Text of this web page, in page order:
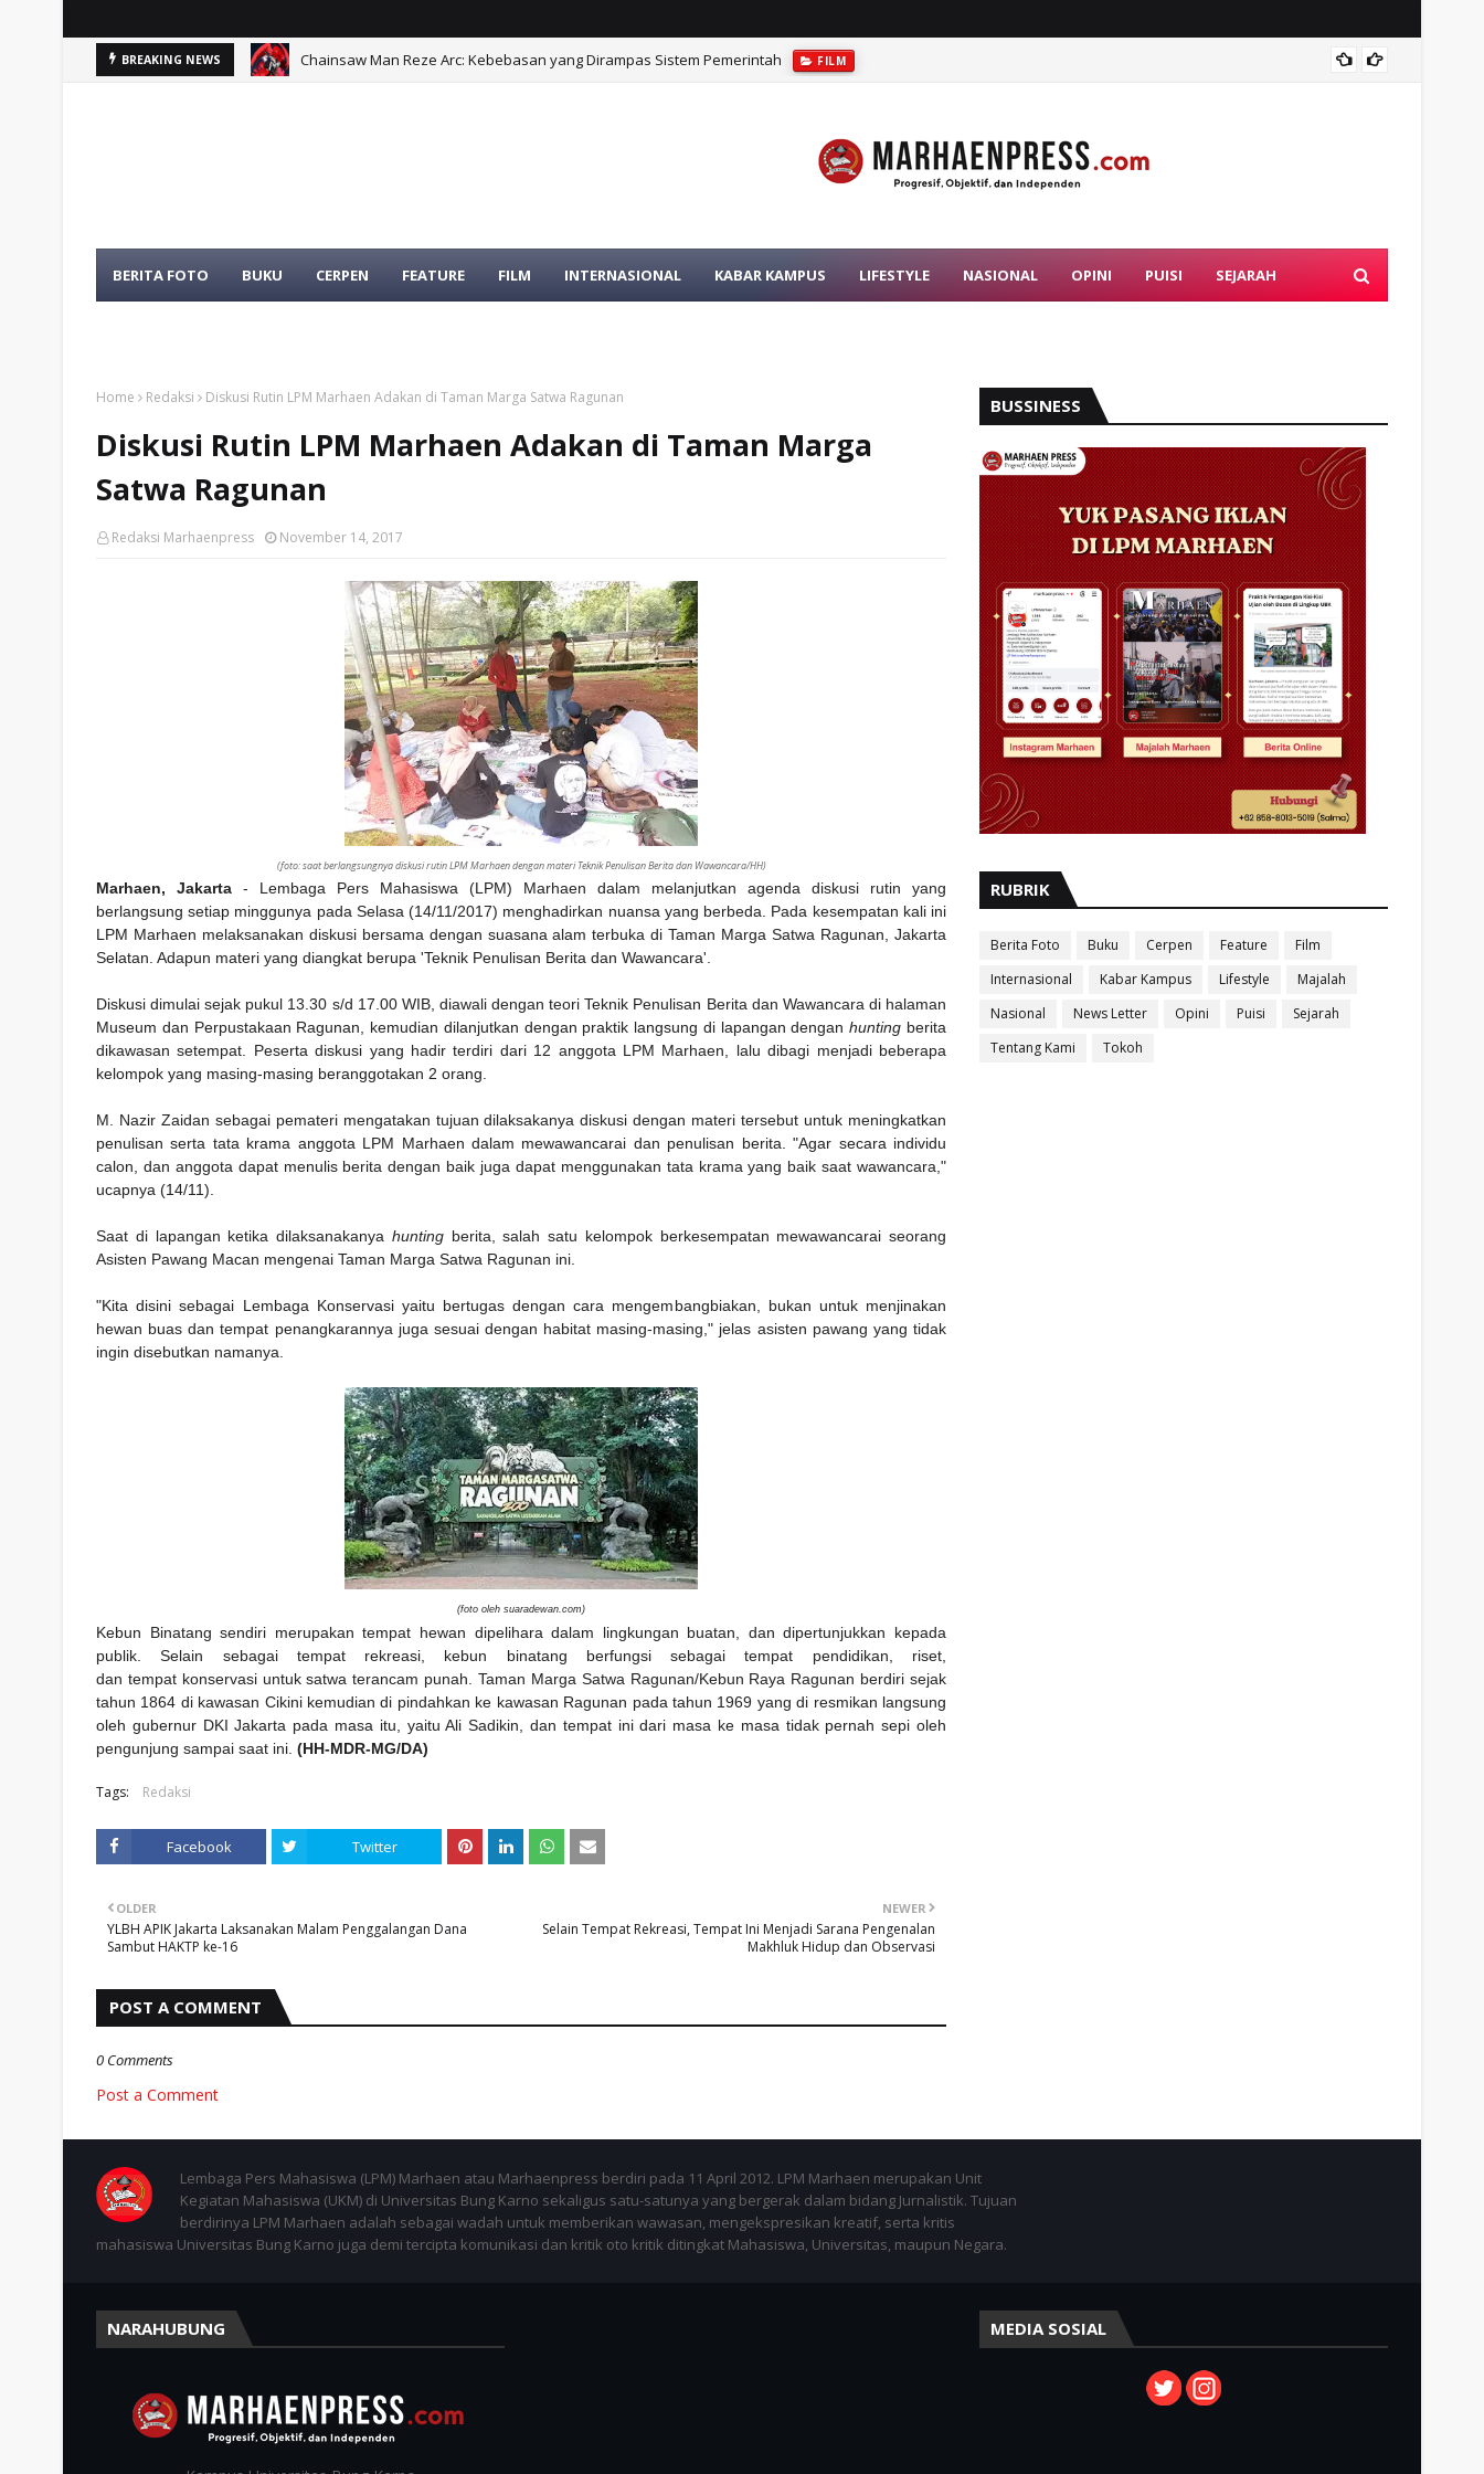
BREAKING NEWS
Chainsaw Man Reze Arc: Kebebasan yang Dirampas Sistem Pemerintah FILM
Problematika Pelibatan Aparat dalam Pengawasan Pajak OPINI
BERITA FOTO BUKU CERPEN FEATURE FILM INTERNASIONAL KABAR KAMPUS LIFESTYLE NASIONAL OPINI PUISI SEJARAH
Home Redaksi Diskusi Rutin LPM Marhaen Adakan di Taman Marga Satwa Ragunan
Diskusi Rutin LPM Marhaen Adakan di Taman Marga
Satwa Ragunan
Redaksi Marhaenpress November 14, 2017
(foto: saat berlangsungnya diskusi rutin LPM Marhaen dengan materi Teknik Penulisan Berita dan Wawancara/HH)
Marhaen, Jakarta - Lembaga Pers Mahasiswa (LPM) Marhaen dalam melanjutkan agenda diskusi rutin yang
berlangsung setiap minggunya pada Selasa (14/11/2017) menghadirkan nuansa yang berbeda. Pada kesempatan kali ini
LPM Marhaen melaksanakan diskusi bersama dengan suasana alam terbuka di Taman Marga Satwa Ragunan, Jakarta
Selatan. Adapun materi yang diangkat berupa 'Teknik Penulisan Berita dan Wawancara'.
Diskusi dimulai sejak pukul 13.30 s/d 17.00 WIB, diawali dengan teori Teknik Penulisan Berita dan Wawancara di halaman
Museum dan Perpustakaan Ragunan, kemudian dilanjutkan dengan praktik langsung di lapangan denganhunting berita
dikawasan setempat. Peserta diskusi yang hadir terdiri dari 12 anggota LPM Marhaen, lalu dibagi menjadi beberapa
kelompok yang masing-masing beranggotakan 2 orang.
M. Nazir Zaidan sebagai pemateri mengatakan tujuan dilaksakanya diskusi dengan materi tersebut untuk meningkatkan
penulisan serta tata krama anggota LPM Marhaen dalam mewawancarai dan penulisan berita. "Agar secara individu
calon, dan anggota dapat menulis berita dengan baik juga dapat menggunakan tata krama yang baik saat wawancara,"
ucapnya (14/11).
Saat di lapangan ketika dilaksanakanya huntingberita, salah satu kelompok berkesempatan mewawancarai seorang
Asisten Pawang Macan mengenai Taman Marga Satwa Ragunan ini.
"Kita disini sebagai Lembaga Konservasi yaitu bertugas dengan cara mengembangbiakan, bukan untuk menjinakan
hewan buas dan tempat penangkarannya juga sesuai dengan habitat masing-masing," jelas asisten pawang yang tidak
ingin disebutkan namanya.
(foto oleh suaradewan.com)
Kebun Binatang sendiri merupakantempat hewan dipelihara dalam lingkungan buatan, dan dipertunjukkan kepada
publik. Selain sebagai tempat rekreasi, kebun binatang berfungsi sebagai tempat pendidikan, riset,
dan tempat konservasi untuk satwa terancam punah. Taman Marga Satwa Ragunan/Kebun Raya Ragunan berdiri sejak
tahun 1864 di kawasan Cikini kemudian di pindahkan ke kawasan Ragunan pada tahun 1969 yang di resmikan langsung
oleh gubernur DKI Jakarta pada masa itu, yaitu Ali Sadikin, dan tempat ini dari masa ke masa tidak pernah sepi oleh
pengunjung sampai saat ini. (HH-MDR-MG/DA)
Tags: Redaksi
Facebook Twitter
NEWER
Selain Tempat Rekreasi, Tempat Ini Menjadi Sarana Pengenalan
Makhluk Hidup dan Observasi
OLDER
YLBH APIK Jakarta Laksanakan Malam Penggalangan Dana
Sambut HAKTP ke-16
POST A COMMENT
0 Comments
Post a Comment
BUSSINESS
RUBRIK
Berita Foto Buku Cerpen Feature
Film
Internasional
Kabar Kampus Lifestyle
Majalah
Nasional
News Letter Opini Puisi
Sejarah
Tentang Kami
Tokoh
Lembaga Pers Mahasiswa (LPM) Marhaen atau Marhaenpress berdiri pada 11 April 2012. LPM Marhaen merupakan Unit
Kegiatan Mahasiswa (UKM) di Universitas Bung Karno sekaligus satu-satunya yang bergerak dalam bidang Jurnalistik. Tujuan
berdirinya LPM Marhaen adalah sebagai wadah untuk memberikan wawasan, mengekspresikan kreatif, serta kritis
mahasiswa Universitas Bung Karno juga demi tercipta komunikasi dan kritik oto kritik ditingkat Mahasiswa, Universitas, maupun Negara.
NARAHUBUNG MEDIA SOSIAL